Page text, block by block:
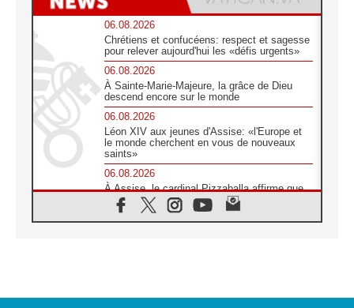
06.08.2026
Chrétiens et confucéens: respect et sagesse
pour relever aujourd'hui les «défis urgents»
06.08.2026
À Sainte-Marie-Majeure, la grâce de Dieu
descend encore sur le monde
06.08.2026
Léon XIV aux jeunes d'Assise: «l'Europe et
le monde cherchent en vous de nouveaux
saints»
06.08.2026
À Assise, le cardinal Pizzaballa affirme que
«les chrétiens veulent la paix»
06.08.2026